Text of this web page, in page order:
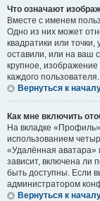
Что означают
Вместе с именем
Одно из них может
квадратики или
оставили, или на ваш
крупное, изображение
каждого пользователя.
Вернуться к
Как мне включить
На вкладке
использованием
«Удалённая аватара»
зависит, включена ли
быть доступны. Если
администратором
Вернуться к